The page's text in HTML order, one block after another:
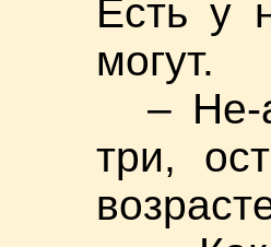
Есть у
могут.
– Не-
три,